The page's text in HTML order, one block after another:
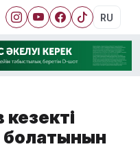
RU
болатынын